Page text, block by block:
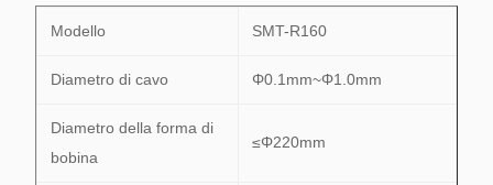
Modello SMT-R160
Diametro di cavo Φ0.1mm~Φ1.0mm
Diametro della forma di
bobina
≤Φ220mm